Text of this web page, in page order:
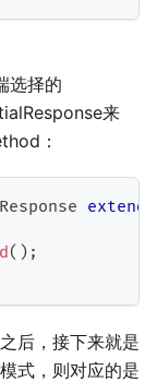
选择的
来
：
extends
( ) ;
后，接下来就是
式，则对应的是